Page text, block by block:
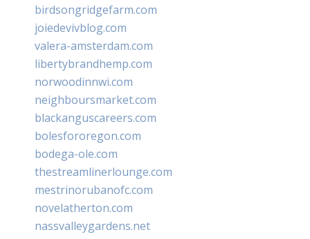
birdsongridgefarm.com
joiedevivblog.com
valera-amsterdam.com
libertybrandhemp.com
norwoodinnwi.com
neighboursmarket.com
blackanguscareers.com
bolesfororegon.com
bodega-ole.com
thestreamlinerlounge.com
mestrinorubanofc.com
novelatherton.com
nassvalleygardens.net